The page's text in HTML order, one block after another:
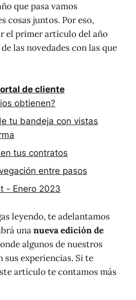
que pasa vamos
cosas juntos. Por eso,
el primer artículo del año
las novedades con las que
de cliente
obtienen?
tu bandeja con vistas
tus contratos
entre pasos
- Enero 2023
leyendo, te adelantamos
unanueva edición de
algunos de nuestros
experiencias. Si te
artículo te contamos más